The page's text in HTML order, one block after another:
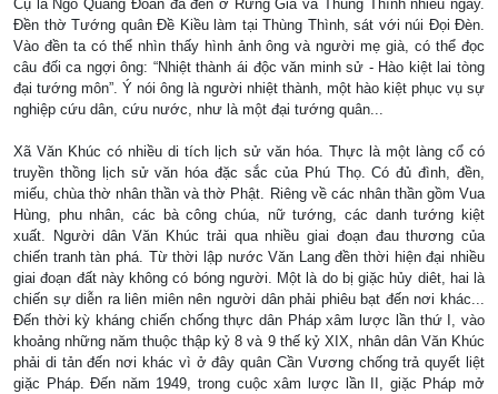
Cụ là Ngô Quang Đoan đã đến ở Rừng Già và Thùng Thình nhiều ngày.
Đền thờ Tướng quân Đề Kiều làm tại Thùng Thình, sát với núi Đọi Đèn.
Vào đền ta có thể nhìn thấy hình ảnh ông và người mẹ già, có thể đọc
câu đối ca ngợi ông: “Nhiệt thành ái độc văn minh sử - Hào kiệt lai tòng
đại tướng môn”. Ý nói ông là người nhiệt thành, một hào kiệt phục vụ sự
nghiệp cứu dân, cứu nước, như là một đại tướng quân...
Xã Văn Khúc có nhiều di tích lịch sử văn hóa. Thực là một làng cổ có
truyền thồng lịch sử văn hóa đặc sắc của Phú Thọ. Có đủ đình, đền,
miếu, chùa thờ nhân thần và thờ Phật. Riêng về các nhân thần gồm Vua
Hùng, phu nhân, các bà công chúa, nữ tướng, các danh tướng kiệt
xuất. Người dân Văn Khúc trải qua nhiều giai đoạn đau thương của
chiến tranh tàn phá. Từ thời lập nước Văn Lang đền thời hiện đại nhiều
giai đoạn đất này không có bóng người. Một là do bị giặc hủy diêt, hai là
chiến sự diễn ra liên miên nên người dân phải phiêu bạt đến nơi khác...
Đến thời kỳ kháng chiến chống thực dân Pháp xâm lược lần thứ I, vào
khoảng những năm thuộc thập kỷ 8 và 9 thế kỷ XIX, nhân dân Văn Khúc
phải di tản đến nơi khác vì ở đây quân Cần Vương chống trả quyết liệt
giặc Pháp. Đến năm 1949, trong cuộc xâm lược lần II, giặc Pháp mở